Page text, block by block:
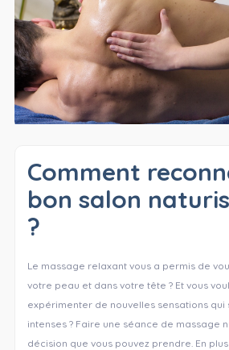
Comment
bon salon
?
Le massage relaxant vous a permis de
votre peau et dans votre tête ? Et vous
expérimenter de nouvelles sensations qui
intenses ? Faire une séance de massage
décision que vous pouvez prendre. En